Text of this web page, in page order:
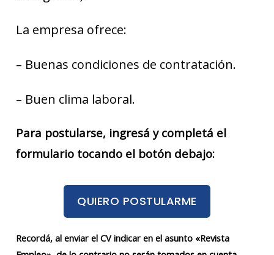
La empresa ofrece:
– Buenas condiciones de contratación.
– Buen clima laboral.
Para postularse, ingresá y completá el
formulario tocando el botón debajo:
QUIERO POSTULARME
Recordá, al enviar el CV indicar en el asunto «Revista